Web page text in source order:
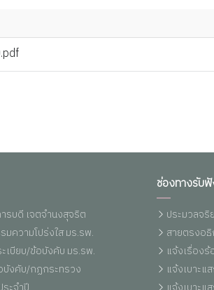
บดี เจตจำนงสุจริต
ความโปร่งใส มร.รพ.
เบียบ/ข้อบังคับ มร.รพ.
บังคับ/กฏกระทรวง
ช่องทางรับ
ประมวลจริ
สายตรงอ
แจ้งเรื่อง
แจ้งเบาะแ